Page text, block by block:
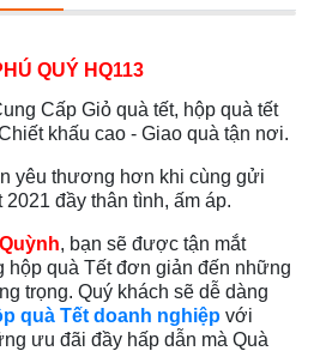
QUÝ HQ113
Cấp Giỏ quà tết, hộp quà tết
khấu cao - Giao quà tận nơi.
yêu thương hơn khi cùng gửi
đầy thân tình, ấm áp.
, bạn sẽ được tận mắt
quà Tết đơn giản đến những
trọng. Quý khách sẽ dễ dàng
quà Tết doanh nghiệp với
ưu đãi đầy hấp dẫn mà Quà